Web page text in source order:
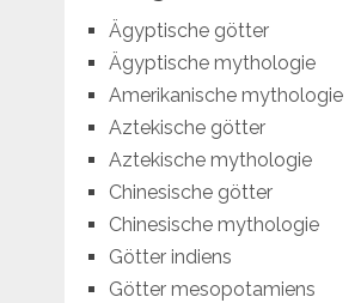
Ägyptische götter
Ägyptische mythologie
Amerikanische mythologie
Aztekische götter
Aztekische mythologie
Chinesische götter
Chinesische mythologie
Götter indiens
Götter mesopotamiens